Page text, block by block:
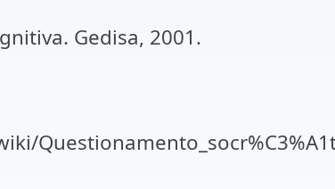
Gedisa, 2001.